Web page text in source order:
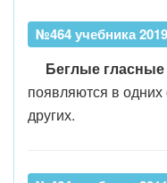
№464 учебника
Беглые гласные
появляются в
других.